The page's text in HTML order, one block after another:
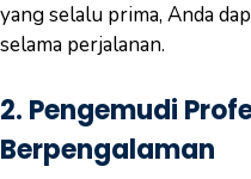
yang selalu prima, Anda
selama perjalanan.
2. Pengemudi
Berpengalaman